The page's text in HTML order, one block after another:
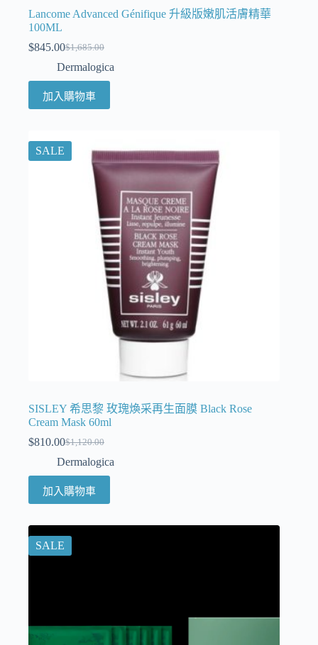
Lancome Advanced Génifique 升級版嫩肌活膚精華
100ML
$1,685.00
$845.00
Dermalogica
加入購物車
SALE
SISLEY 希思黎 玫瑰煥采再生面膜 Black Rose
Cream Mask 60ml
$1,120.00
$810.00
Dermalogica
加入購物車
SALE